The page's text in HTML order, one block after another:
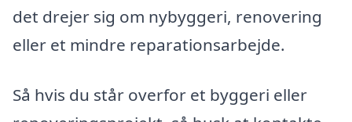
det drejer sig om nybyggeri, renovering
eller et mindre reparationsarbejde.
Så hvis du står overfor et byggeri eller